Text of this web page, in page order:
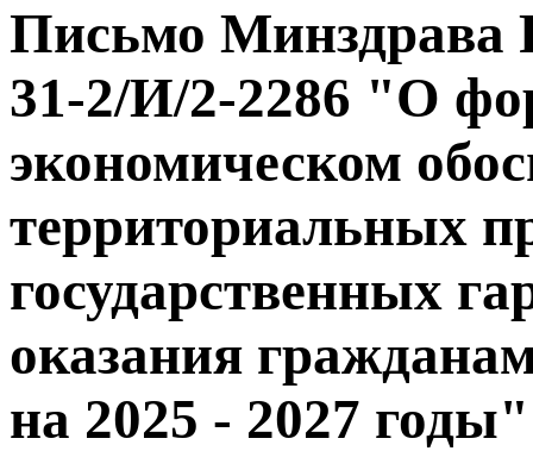
Письмо Минздрава
31-2/И/2-2286 "О
экономическом
территориальных
государственных
оказания
на 2025 - 2027 годы"